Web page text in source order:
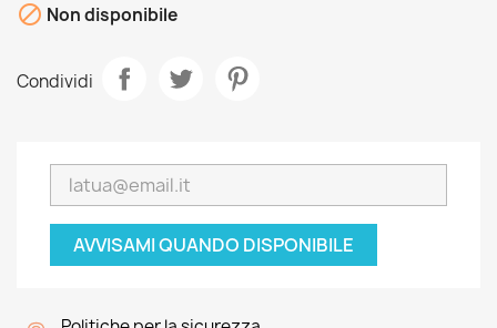
 Non disponibile
Condividi
AVVISAMI QUANDO DISPONIBILE